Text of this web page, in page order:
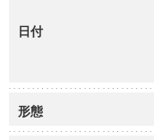
日付
形態